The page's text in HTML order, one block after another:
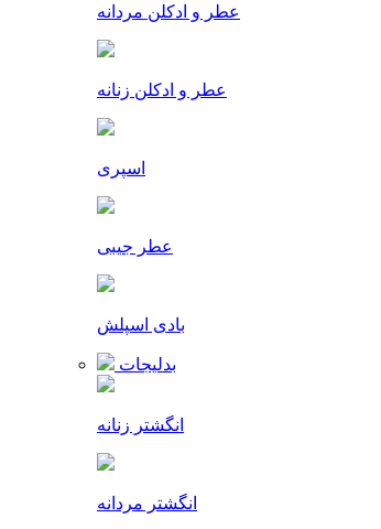
عطر و ادکلن مردانه
عطر و ادکلن زنانه
اسپری
عطر جیبی
بادی اسپلش
بدلیجات
انگشتر زنانه
انگشتر مردانه